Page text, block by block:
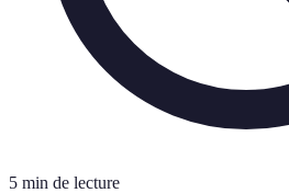
5 min de lecture